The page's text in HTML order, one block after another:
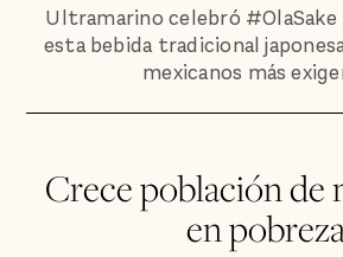
Ultramarino celebró
esta bebida tradicional
mexicanos más
Crece población de
en